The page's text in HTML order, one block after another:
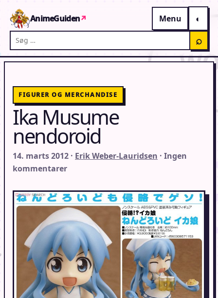
AnimeGuiden↗
Menu
Søg på AnimeGuiden
⌕
FIGURER OG MERCHANDISE
Ika Musume
nendoroid
14. marts 2012 · Erik Weber-Lauridsen · Ingen
kommentarer